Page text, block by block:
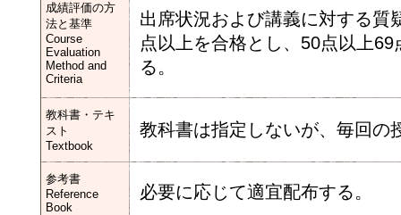
成績評価の方
法と基準
Course
Evaluation
Method and
Criteria
出席状況および講義に対する質
点以上を合格とし、50点以上
る。
教科書・テキ
スト
Textbook
教科書は指定しないが、毎回の
参考書
Reference
Book
必要に応じて適宜配布する。